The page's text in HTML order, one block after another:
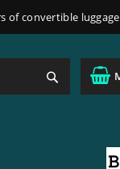
of convertible